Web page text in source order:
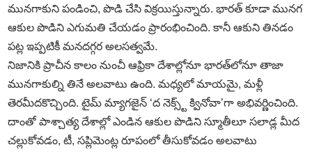
మునగాకుని పండించి, పొడి చేసి విక్రయిస్తున్నారు. భారత్‌ కూడా మునగ
ఆకుల పొడిని ఎగుమతి చేయడం ప్రారంభించింది. కానీ ఆకుని తినడం
పట్ల ఇప్పటికీ మనదగ్గర అలసత్వమే.
నిజానికి ప్రాచీన కాలం నుంచీ ఆఫ్రికా దేశాల్లోనూ భారత్‌లోనూ తాజా
మునగాకుల్ని తినే అలవాటు ఉంది. మధ్యలో మాయమై, మళ్లీ
తెరమీదకొచ్చింది. టైమ్‌ మ్యాగజైన్‌ ‘ద నెక్స్ట్‌ క్వినోవా’గా అభివర్ణించింది.
దాంతో పాశ్చాత్య దేశాల్లో ఎండిన ఆకుల పొడిని స్మూతీలూ సలాడ్ల మీద
చల్లుకోవడం, టీ, సప్లిమెంట్ల రూపంలో తీసుకోవడం అలవాటు